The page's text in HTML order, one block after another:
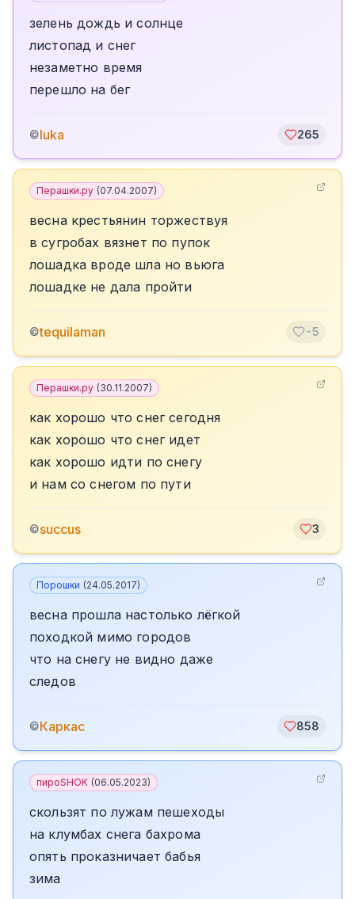
зелень дождь и солнце
листопад и снег
незаметно время
перешло на бег
©luka 265
Перашки.ру (07.04.2007)
весна крестьянин торжествуя
в сугробах вязнет по пупок
лошадка вроде шла но вьюга
лошадке не дала пройти
©tequilaman -5
Перашки.ру (30.11.2007)
как хорошо что снег сегодня
как хорошо что снег идет
как хорошо идти по снегу
и нам со снегом по пути
©succus 3
Порошки (24.05.2017)
весна прошла настолько лёгкой
походкой мимо городов
что на снегу не видно даже
следов
©Каркас 858
пироSHOK (06.05.2023)
скользят по лужам пешеходы
на клумбах снега бахрома
опять проказничает бабья
зима